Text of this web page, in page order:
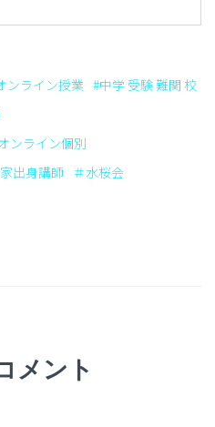
ンライン授業 #中学 受験 難関 校
ライン個別
出身講師 ＃水桜会
メント